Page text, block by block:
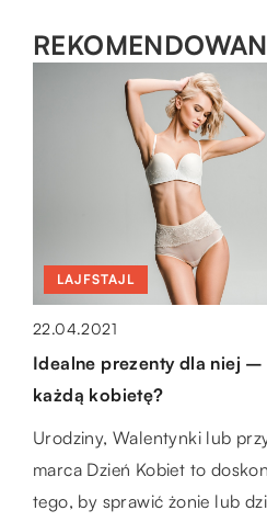
LAJFSTAJL
23.02.2021
Jakimi dodatkami
Wymagające klientki mają do
mnóstwo wariantów
LAJFSTAJL
22.04.2021
Idealne prezenty dla niej –
każdą kobietę?
Urodziny, Walentynki lub
marca Dzień Kobiet to
tego, by sprawić żonie lub
OGRÓD I DOM
21.11.2022
Remont mieszkania – o
pamiętać?
Remont mieszkania to
proces, który wymaga
wielu rzeczy. Mieszkanie jest